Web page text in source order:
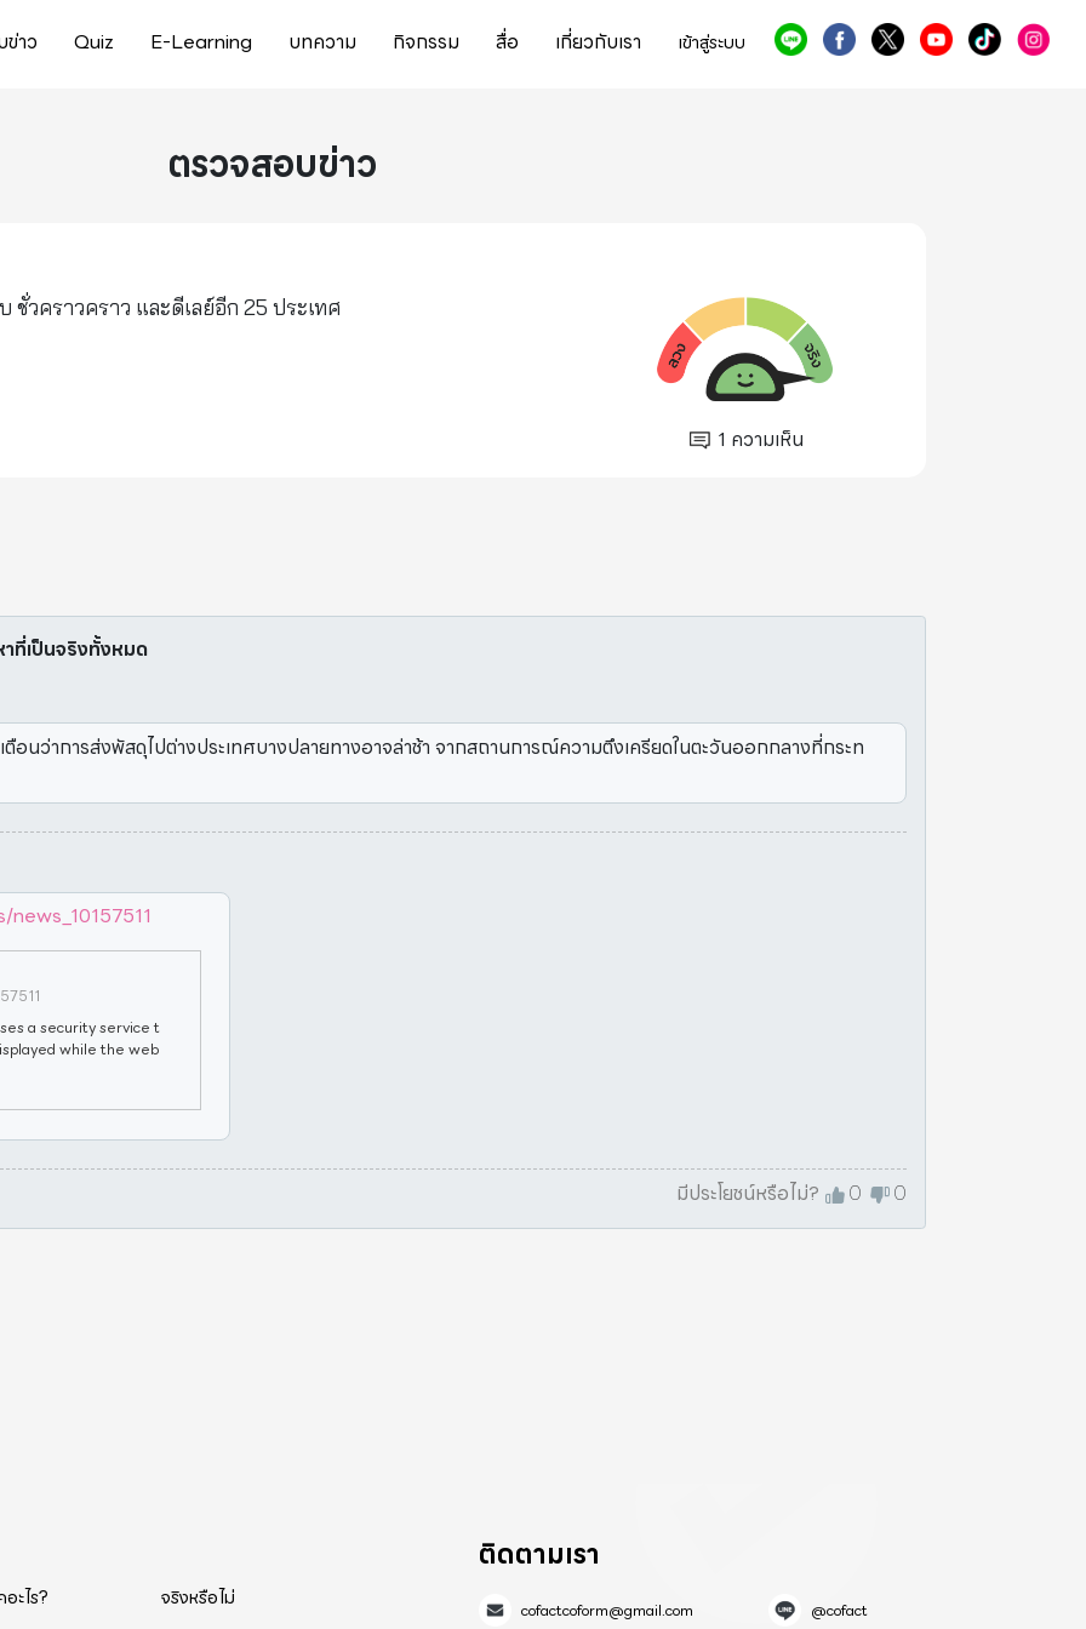
าว Quiz E-Learning บทความ กิจกรรม สื่อ เกี่ยวกับเรา เข้าสู่ระบบ
ตรวจสอบข่าว
วคราวคราว และดีเลย์อีก 25 ประเทศ
1 ความเห็น
าที่เป็นจริงทั้งหมด
นว่าการส่งพัสดุไปต่างประเทศบางปลายทางอาจล่าช้า จากสถานการณ์ความตึงเครียดในตะวันออกกลางที่กระท
a security service t
while the web
มีประโยชน์หรือไม่? 0 0
ะไร?
จริงหรือไม่
ติดตามเรา
cofactcoform@gmail.com @cofact